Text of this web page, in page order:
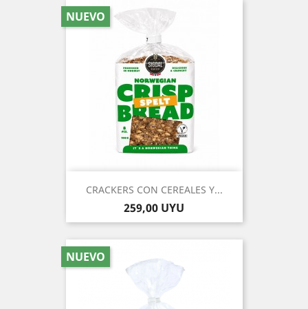
CRACKERS CON CEREALES Y...
Precio
259,00 UYU
NUEVO
NUEVO